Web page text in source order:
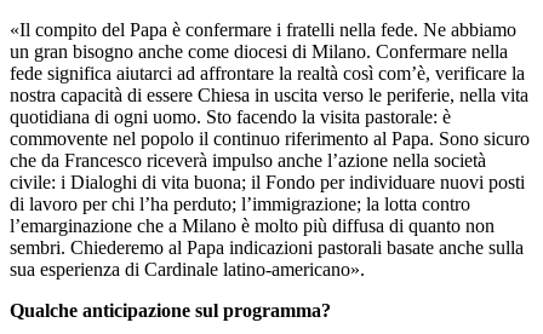
«Il compito del Papa è confermare i fratelli nella fede. Ne abbiamo
un gran bisogno anche come diocesi di Milano. Confermare nella
fede significa aiutarci ad affrontare la realtà così com’è, verificare la
nostra capacità di essere Chiesa in uscita verso le periferie, nella vita
quotidiana di ogni uomo. Sto facendo la visita pastorale: è
commovente nel popolo il continuo riferimento al Papa. Sono sicuro
che da Francesco riceverà impulso anche l’azione nella società
civile: i Dialoghi di vita buona; il Fondo per individuare nuovi posti
di lavoro per chi l’ha perduto; l’immigrazione; la lotta contro
l’emarginazione che a Milano è molto più diffusa di quanto non
sembri. Chiederemo al Papa indicazioni pastorali basate anche sulla
sua esperienza di Cardinale latino-americano».
Qualche anticipazione sul programma?